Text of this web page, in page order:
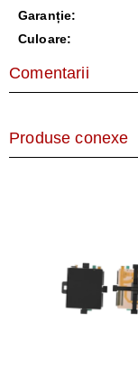
Garanție:
Culoare:
Comentarii
Produse conexe